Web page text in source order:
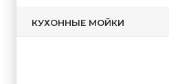
КУХОННЫЕ МОЙКИ